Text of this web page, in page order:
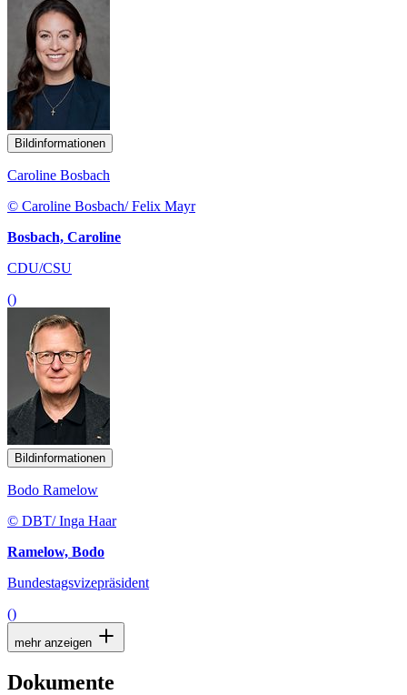
Bildinformationen
Caroline Bosbach
© Caroline Bosbach/ Felix Mayr
Bosbach, Caroline
CDU/CSU
()
Bildinformationen
Bodo Ramelow
© DBT/ Inga Haar
Ramelow, Bodo
Bundestagsvizepräsident
()
mehr anzeigen
Dokumente